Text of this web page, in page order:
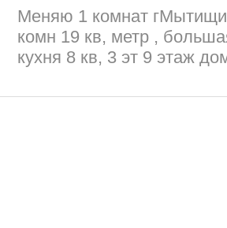
Меняю 1 комнат гМытищи
комн 19 кв, метр ,
кухня 8 кв, 3 эт 9 этаж